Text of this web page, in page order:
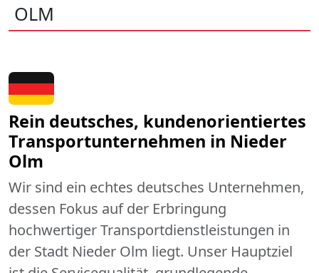
OLM
Rein deutsches, kundenorientiertes
Transportunternehmen in Nieder
Olm
Wir sind ein echtes deutsches Unternehmen,
dessen Fokus auf der Erbringung
hochwertiger Transportdienstleistungen in
der Stadt Nieder Olm liegt. Unser Hauptziel